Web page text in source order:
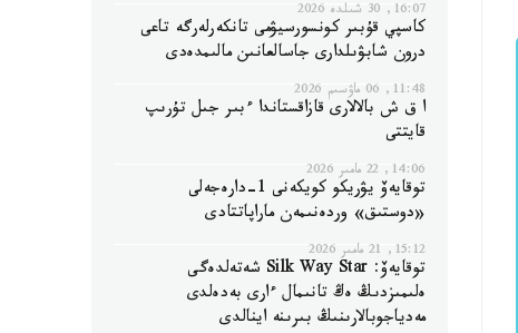
16:07, 30 شىلدە 2026
كاسپي قۇبىر كونسورسيۋمى تانكەرلەرگە تاعى
درون شابۋىلدارى جاسالعانىن مالىمدەدى
11:48, 06 ماۋسىم 2026
ا ق ش بالالارى قازاقستاندا ءبىر جىل تۇرىپ
قايتتى
14:06, 22 مامىر 2026
توقايەۆ يۋريكو كويكەنى 1-دارەجەلى
«دوستىق» وردەنىمەن ماراپاتتادى
15:12, 21 مامىر 2026
توقايەۆ: Silk Way Star شەتەلدەگى
ەلىمىزدىڭ ەڭ تانىمال ءارى بەدەلدى
مەدياجوبالارىنىڭ بىرىنە اينالدى